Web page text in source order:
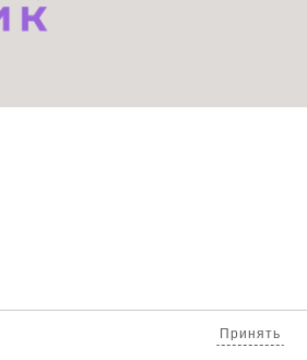
Принять